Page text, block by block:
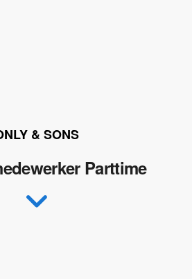
& SONS
Parttime